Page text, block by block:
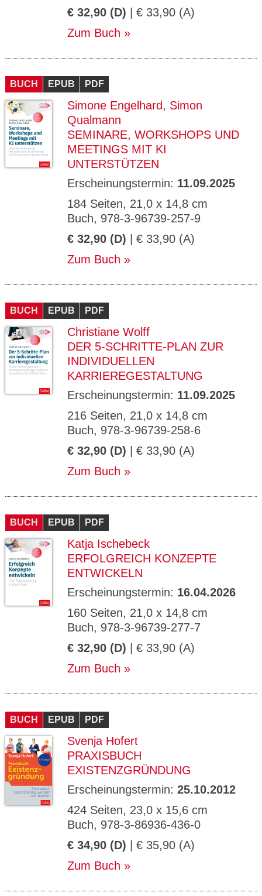
€ 32,90 (D) | € 33,90 (A)
Zum Buch
BUCH EPUB PDF
Simone Engelhard, Simon
Qualmann
SEMINARE, WORKSHOPS UND
MEETINGS MIT KI
UNTERSTÜTZEN
Erscheinungstermin: 11.09.2025
184 Seiten, 21,0 x 14,8 cm
Buch, 978-3-96739-257-9
€ 32,90 (D) | € 33,90 (A)
Zum Buch
BUCH EPUB PDF
Christiane Wolff
DER 5-SCHRITTE-PLAN ZUR
INDIVIDUELLEN
KARRIEREGESTALTUNG
Erscheinungstermin: 11.09.2025
216 Seiten, 21,0 x 14,8 cm
Buch, 978-3-96739-258-6
€ 32,90 (D) | € 33,90 (A)
Zum Buch
BUCH EPUB PDF
Katja Ischebeck
ERFOLGREICH KONZEPTE
ENTWICKELN
Erscheinungstermin: 16.04.2026
160 Seiten, 21,0 x 14,8 cm
Buch, 978-3-96739-277-7
€ 32,90 (D) | € 33,90 (A)
Zum Buch
BUCH EPUB PDF
Svenja Hofert
PRAXISBUCH
EXISTENZGRÜNDUNG
Erscheinungstermin: 25.10.2012
424 Seiten, 23,0 x 15,6 cm
Buch, 978-3-86936-436-0
€ 34,90 (D) | € 35,90 (A)
Zum Buch